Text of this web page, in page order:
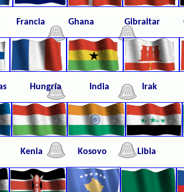
Francia Ghana Gibraltar
Hungría India Irak
Kosovo Libia